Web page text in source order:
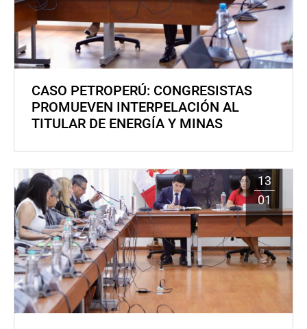
CASO PETROPERÚ: CONGRESISTAS
PROMUEVEN INTERPELACIÓN AL
TITULAR DE ENERGÍA Y MINAS
13
01